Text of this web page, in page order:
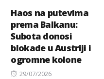
Haos na putevima
prema Balkanu:
Subota donosi
blokade u Austriji i
ogromne kolone
Posted
29/07/2026